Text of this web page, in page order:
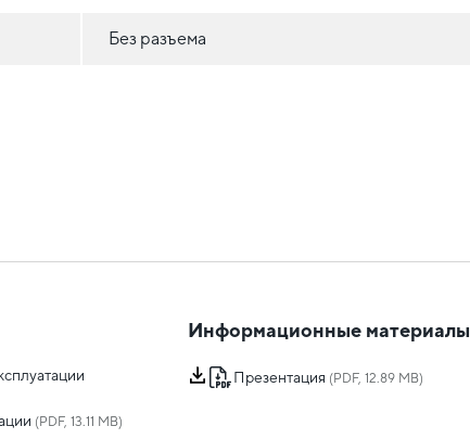
Без разъема
(PDF, 13.11 MB)
Информационные материалы
Презентация (PDF, 12.89 MB)